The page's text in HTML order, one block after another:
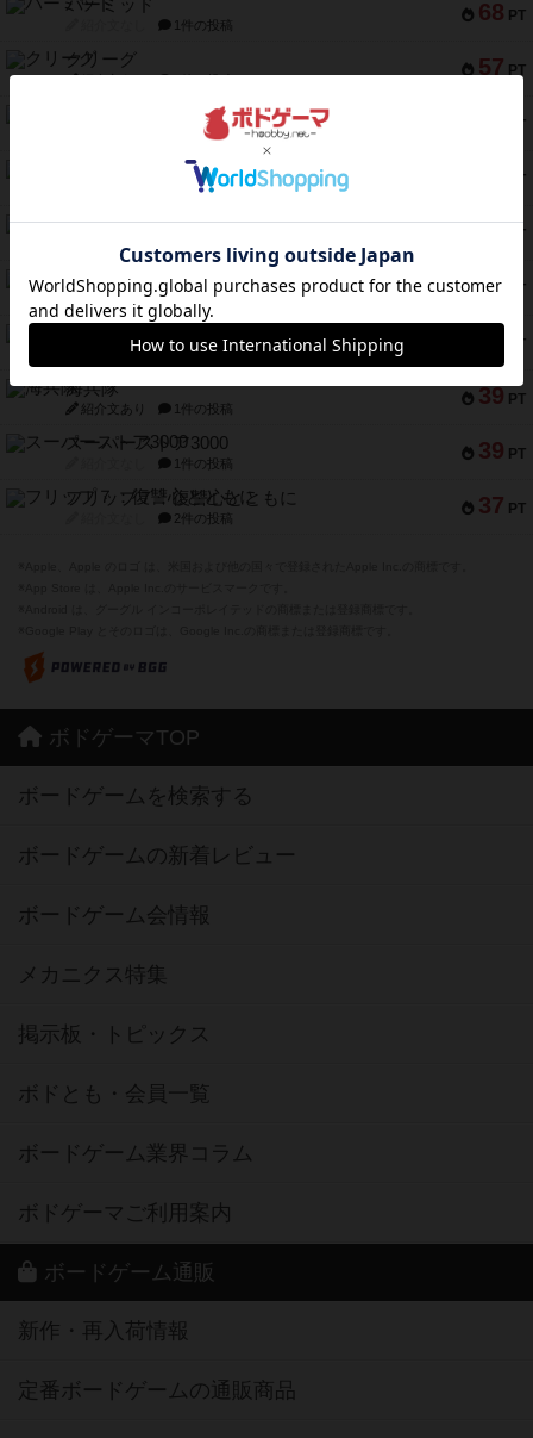
68 PT
パーミッド
1件の投稿
57 PT
クリーグ
紹介文あり 1件の投稿
PT
セミファイナル ～お前はまだ生きている～
1件の投稿
PT
ふたつの街の物語
18件の投稿
50 PT
クランク! ：冒険者たち（拡張）
42 PT
とうほうの！
紹介文なし 1件の投稿
PT
紹介文あり 2件の投稿
39 PT
海兵隊
紹介文あり 1件の投稿
39 PT
スーパーストア3000
1件の投稿
37 PT
フリップ７：復讐心とともに
2件の投稿
ボドゲーマTOP
ボードゲームを検索する
ボードゲームの新着レビュー
ボードゲーム会情報
メカニクス特集
掲示板・トピックス
ボドとも・会員一覧
ボードゲーム業界コラム
ボドゲーマご利用案内
ボードゲーム通販
新作・再入荷情報
定番ボードゲームの通販商品